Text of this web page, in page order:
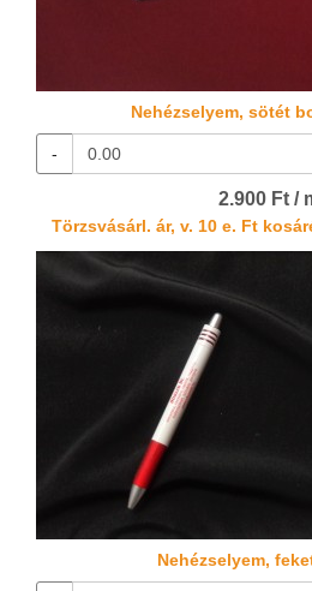
Nehézselyem, sötét
-
2.900 Ft /
Törzsvásárl. ár, v. 10 e. Ft
Nehézselyem,